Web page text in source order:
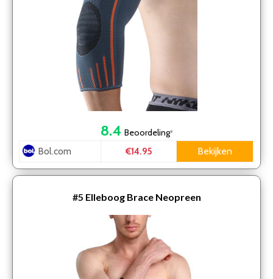
8.4 Beoordeling*
Bol.com €14.95 Bekijken
#5 Elleboog Brace Neopreen